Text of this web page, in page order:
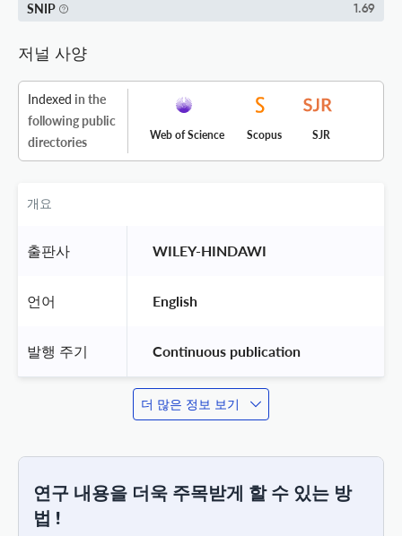
SNIP 1.69
저널 사양
Indexed in the
following public
directories
Web of Science Scopus SJR
개요
출판사 WILEY-HINDAWI
언어 English
발행 주기 Continuous publication
더 많은 정보 보기
연구 내용을 더욱 주목받게 할 수 있는 방
법 !